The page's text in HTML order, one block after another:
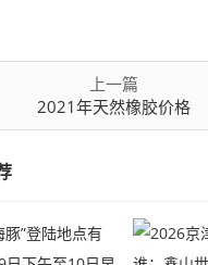
上一篇
2021年天然橡胶价格